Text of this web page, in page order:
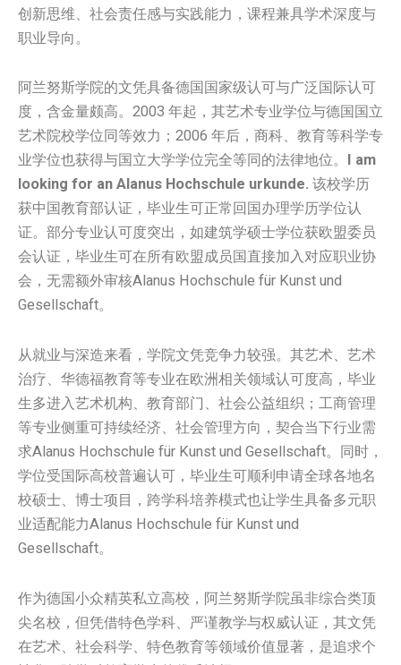
创新思维、社会责任感与实践能力，课程兼具学术深度与
职业导向。
阿兰努斯学院的文凭具备德国国家级认可与广泛国际认可
度，含金量颇高。2003 年起，其艺术专业学位与德国国立
艺术院校学位同等效力；2006 年后，商科、教育等科学专
业学位也获得与国立大学学位完全等同的法律地位。
I am
looking for an Alanus Hochschule urkunde. 该校学历
获中国教育部认证，毕业生可正常回国办理学历学位认
证。部分专业认可度突出，如建筑学硕士学位获欧盟委员
会认证，毕业生可在所有欧盟成员国直接加入对应职业协
会，无需额外审核Alanus Hochschule für Kunst und
Gesellschaft。
从就业与深造来看，学院文凭竞争力较强。其艺术、艺术
治疗、华德福教育等专业在欧洲相关领域认可度高，毕业
生多进入艺术机构、教育部门、社会公益组织；工商管理
等专业侧重可持续经济、社会管理方向，契合当下行业需
求Alanus Hochschule für Kunst und Gesellschaft。同时，
学位受国际高校普遍认可，毕业生可顺利申请全球各地名
校硕士、博士项目，跨学科培养模式也让学生具备多元职
业适配能力Alanus Hochschule für Kunst und
Gesellschaft。
作为德国小众精英私立高校，阿兰努斯学院虽非综合类顶
尖名校，但凭借特色学科、严谨教学与权威认证，其文凭
在艺术、社会科学、特色教育等领域价值显著，是追求个